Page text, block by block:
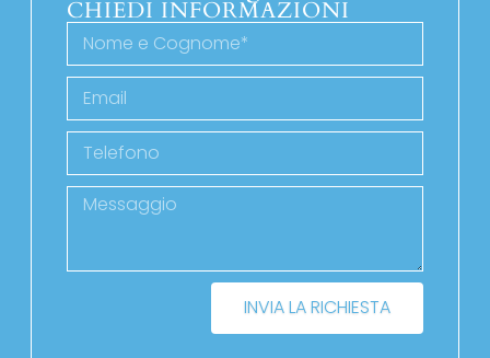
CHIEDI INFORMAZIONI
INVIA LA RICHIESTA